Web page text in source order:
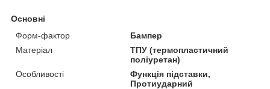
Основні
Форм-фактор
Бампер
Матеріал
ТПУ (термопластичний
поліуретан)
Особливості
Функція підставки,
Протиударний